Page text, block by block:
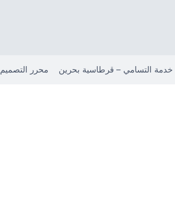
خدمة التسامي – قرطاسية بحرين محرر التصميم